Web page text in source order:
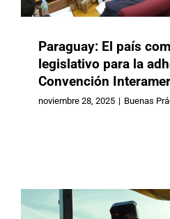
Paraguay: El país
legislativo para la
Convención
noviembre 28, 2025 | Buenas
Azul» y el derecho a